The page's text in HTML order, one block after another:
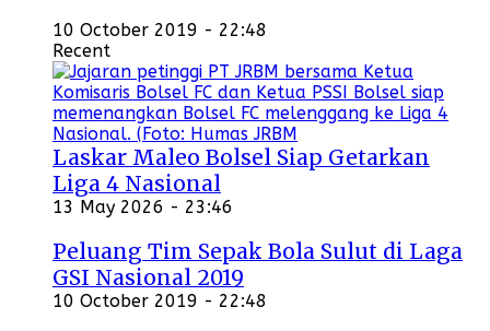
10 October 2019 - 22:48
Recent
Laskar Maleo Bolsel Siap Getarkan
Liga 4 Nasional
13 May 2026 - 23:46
Peluang Tim Sepak Bola Sulut di Laga
GSI Nasional 2019
10 October 2019 - 22:48